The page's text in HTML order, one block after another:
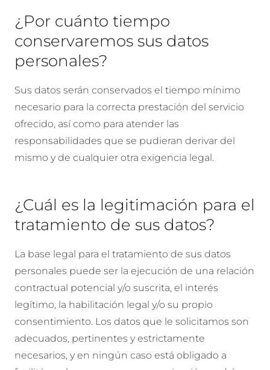
¿Por cuánto tiempo
conservaremos sus datos
personales?
Sus datos serán conservados el tiempo mínimo
necesario para la correcta prestación del servicio
ofrecido, así como para atender las
responsabilidades que se pudieran derivar del
mismo y de cualquier otra exigencia legal.
¿Cuál es la legitimación para el
tratamiento de sus datos?
La base legal para el tratamiento de sus datos
personales puede ser la ejecución de una relación
contractual potencial y/o suscrita, el interés
legítimo, la habilitación legal y/o su propio
consentimiento. Los datos que le solicitamos son
adecuados, pertinentes y estrictamente
necesarios, y en ningún caso está obligado a